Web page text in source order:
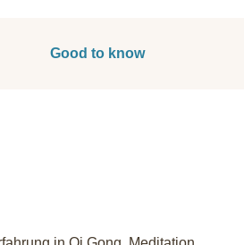
Good to know